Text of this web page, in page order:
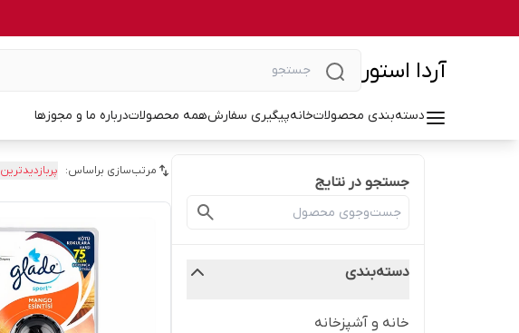
آردا استور
دسته‌بندی محصولاتخانهپیگیری سفارشهمه محصولاتدرباره ما و مجوزها
جستجو در نتایج
دسته‌بندی
خانه و آشپزخانه
مرتب‌سازی براساس: پربازدیدترین